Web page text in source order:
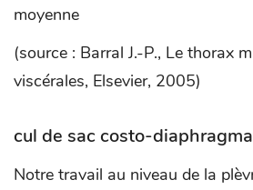
moyenne
(source : Barral J.-P., Le thorax
viscérales, Elsevier, 2005)
cul de sac costo-
Notre travail au niveau de la